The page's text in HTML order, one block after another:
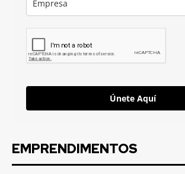
Únete Aquí
EMPRENDIMENTOS